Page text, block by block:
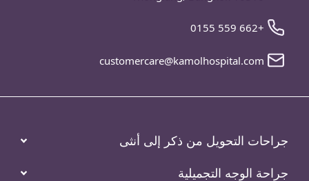
+662 559 0155
customercare@kamolhospital.com
جراحات التحويل من ذكر إلى أنثى
جراحة الوجه التجميلية